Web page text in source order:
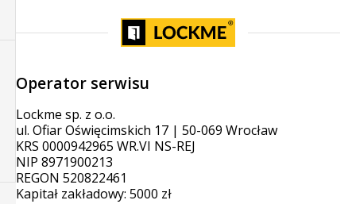
Operator serwisu
Lockme sp. z o.o.
ul. Ofiar Oświęcimskich 17 | 50-069 Wrocław
KRS 0000942965 WR.VI NS-REJ
NIP 8971900213
REGON 520822461
Kapitał zakładowy: 5000 zł